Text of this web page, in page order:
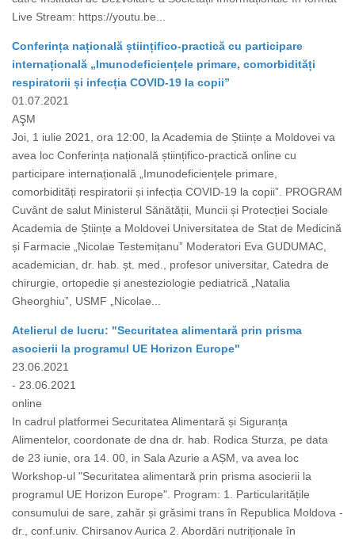
Live Stream: https://youtu.be...
Conferința națională științifico-practică cu participare
internațională „Imunodeficiențele primare, comorbidități
respiratorii și infecția COVID-19 la copii”
01.07.2021
AŞM
Joi, 1 iulie 2021, ora 12:00, la Academia de Științe a Moldovei va
avea loc Conferința națională științifico-practică online cu
participare internațională „Imunodeficiențele primare,
comorbidități respiratorii și infecția COVID-19 la copii”. PROGRAM
Cuvânt de salut Ministerul Sănătății, Muncii și Protecției Sociale
Academia de Științe a Moldovei Universitatea de Stat de Medicină
și Farmacie „Nicolae Testemițanu” Moderatori Eva GUDUMAC,
academician, dr. hab. șt. med., profesor universitar, Catedra de
chirurgie, ortopedie și anesteziologie pediatrică „Natalia
Gheorghiu”, USMF „Nicolae...
Atelierul de lucru: "Securitatea alimentară prin prisma
asocierii la programul UE Horizon Europe"
23.06.2021
- 23.06.2021
online
In cadrul platformei Securitatea Alimentară și Siguranța
Alimentelor, coordonate de dna dr. hab. Rodica Sturza, pe data
de 23 iunie, ora 14. 00, in Sala Azurie a AȘM, va avea loc
Workshop-ul "Securitatea alimentară prin prisma asocierii la
programul UE Horizon Europe". Program: 1. Particularitățile
consumului de sare, zahăr și grăsimi trans în Republica Moldova -
dr., conf.univ. Chirsanov Aurica 2. Abordări nutriționale în